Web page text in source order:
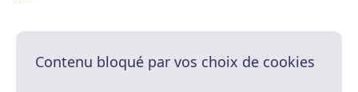
Contenu bloqué par vos choix de cookies